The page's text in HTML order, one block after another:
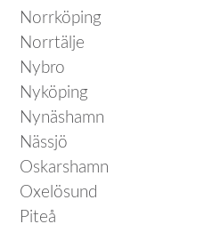
Norrköping
Norrtälje
Nybro
Nyköping
Nynäshamn
Nässjö
Oskarshamn
Oxelösund
Piteå